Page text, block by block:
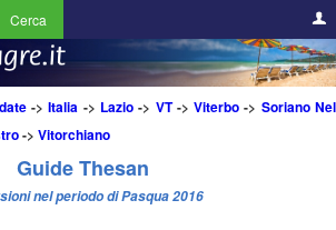
Cerca
->Italia -> Lazio-> VT->Viterbo -> Soriano Nel
-> Vitorchiano
Guide Thesan
nel periodo di Pasqua 2016